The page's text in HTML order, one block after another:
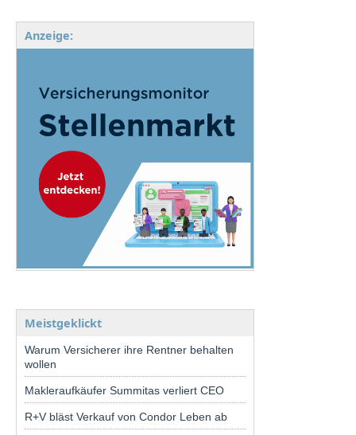
Anzeige:
Meistgeklickt
Warum Versicherer ihre Rentner behalten
wollen
Makleraufkäufer Summitas verliert CEO
R+V bläst Verkauf von Condor Leben ab